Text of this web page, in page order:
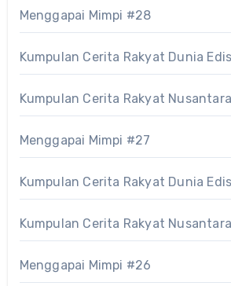
Menggapai Mimpi #28
Kumpulan Cerita Rakyat Dunia
Kumpulan Cerita Rakyat
Menggapai Mimpi #27
Kumpulan Cerita Rakyat Dunia
Kumpulan Cerita Rakyat
Menggapai Mimpi #26